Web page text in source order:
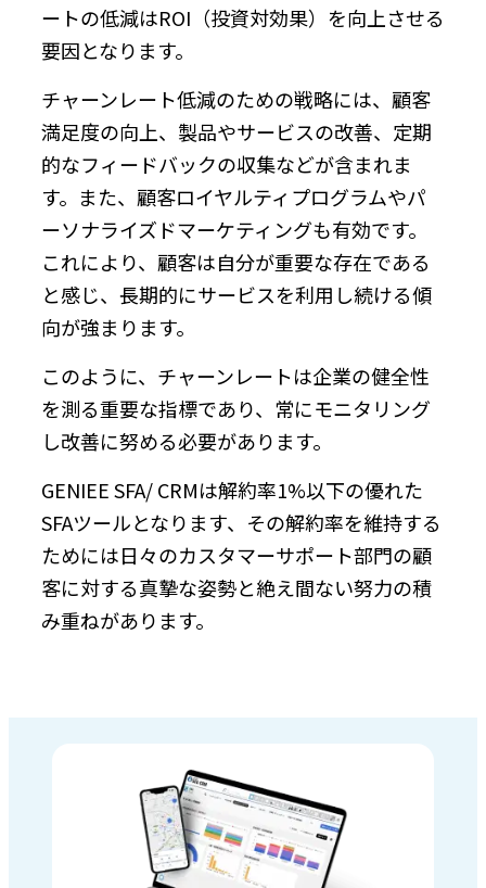
ートの低減はROI（投資対効果）を向上させる
要因となります。
チャーンレート低減のための戦略には、顧客
満足度の向上、製品やサービスの改善、定期
的なフィードバックの収集などが含まれま
す。また、顧客ロイヤルティプログラムやパ
ーソナライズドマーケティングも有効です。
これにより、顧客は自分が重要な存在である
と感じ、長期的にサービスを利用し続ける傾
向が強まります。
このように、チャーンレートは企業の健全性
を測る重要な指標であり、常にモニタリング
し改善に努める必要があります。
GENIEE SFA/ CRMは解約率1%以下の優れた
SFAツールとなります、その解約率を維持する
ためには日々のカスタマーサポート部門の顧
客に対する真摯な姿勢と絶え間ない努力の積
み重ねがあります。